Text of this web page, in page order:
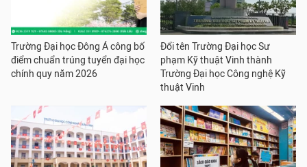
Trường Đại học Đông Á công bố
điểm chuẩn trúng tuyển đại học
chính quy năm 2026
Đổi tên Trường Đại học Sư
phạm Kỹ thuật Vinh thành
Trường Đại học Công nghệ Kỹ
thuật Vinh